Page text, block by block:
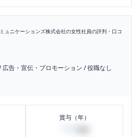
ュニケーションズ株式会社の女性社員の評判・口コ
広告・宣伝・プロモーション /役職なし
賞与（年）